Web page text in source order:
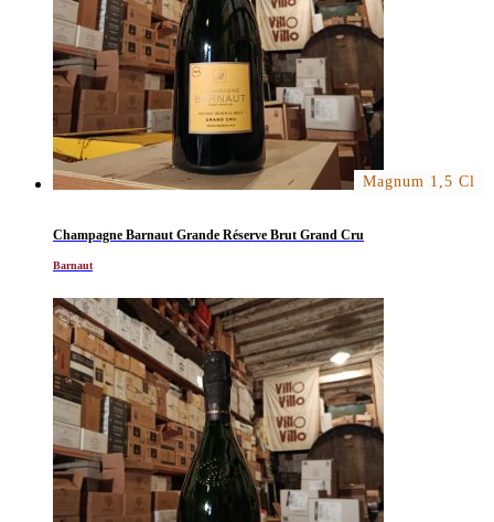
Magnum 1,5 Cl
Champagne Barnaut Grande Réserve Brut Grand Cru
Barnaut